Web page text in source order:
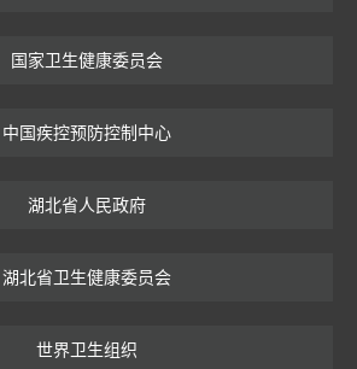
国家卫生健康委员会
中国疾控预防控制中心
湖北省人民政府
湖北省卫生健康委员会
世界卫生组织